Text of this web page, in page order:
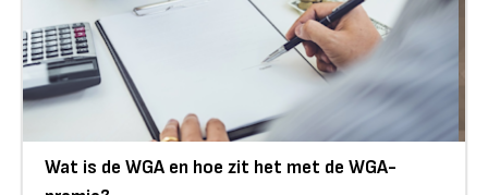
Wat is de WGA en hoe zit het met de WGA-